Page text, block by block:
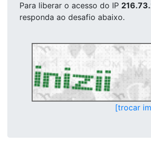
Para liberar o acesso do IP
responda ao desafio abaixo.
[trocar